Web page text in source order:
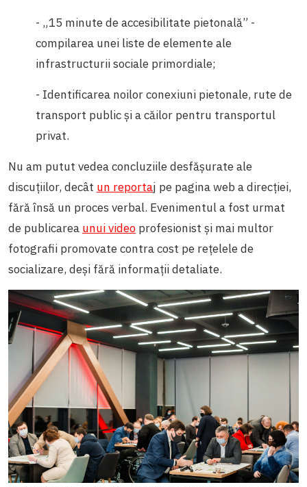
- „15 minute de accesibilitate pietonală” -
compilarea unei liste de elemente ale
infrastructurii sociale primordiale;
- Identificarea noilor conexiuni pietonale, rute de
transport public și a căilor pentru transportul
privat.
Nu am putut vedea concluziile desfășurate ale
discuțiilor, decât un reportaj pe pagina web a direcției,
fără însă un proces verbal. Evenimentul a fost urmat
de publicarea unui video profesionist și mai multor
fotografii promovate contra cost pe rețelele de
socializare, deși fără informații detaliate.